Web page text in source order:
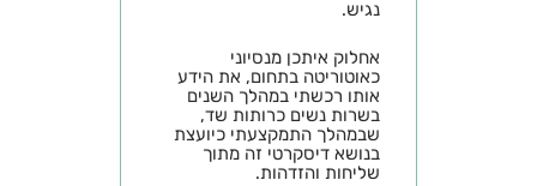
נגיש.
אחלוק איתכן מנסיוני
כאוטוריטה בתחום, את הידע
אותו רכשתי במהלך השנים
בשרות נשים כרותות שד,
שבמהלך התמקצעתי כיועצת
בנושא דיסקרטי זה מתוך
שליחות והזדהות.